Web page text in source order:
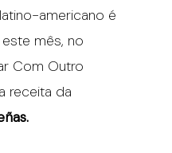
americano é
mês, no
Com Outro
receita da